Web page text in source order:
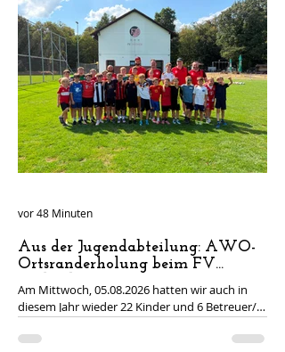
Aus der Jugendabteilung: AWO-
Ortsranderholung beim FV
Linkenheim
Am Mittwoch, 05.08.2026 hatten wir auch in
diesem Jahr wieder 22 Kinder und 6 Betreuer/-
bei unserem FVL zu Gast. Seitens des Vereins
vor 48 Minuten